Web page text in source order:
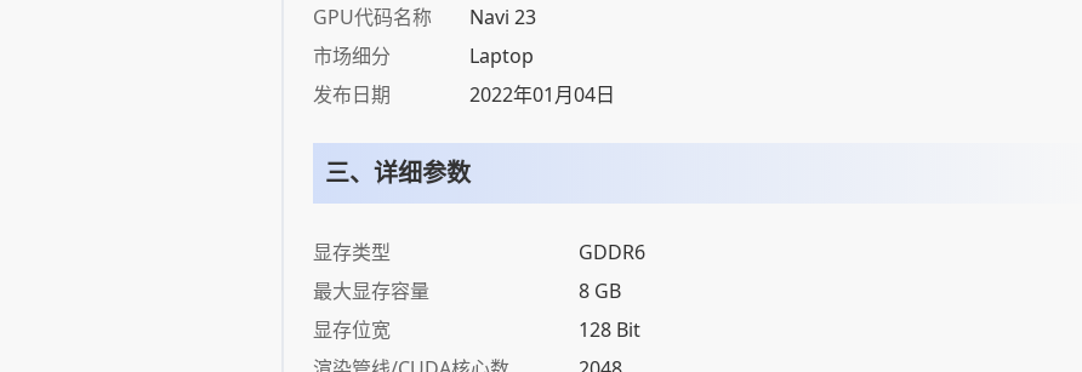
GPU代码名称
Navi 23
市场细分
Laptop
发布日期
2022年01月04日
三、详细参数
显存类型
GDDR6
最大显存容量
8 GB
显存位宽
128 Bit